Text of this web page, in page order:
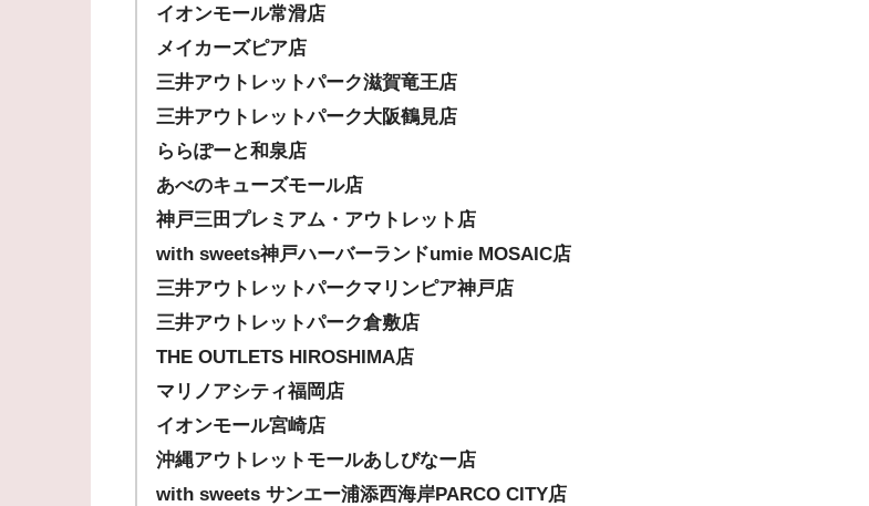
イオンモール常滑店
メイカーズピア店
三井アウトレットパーク滋賀竜王店
三井アウトレットパーク大阪鶴見店
ららぽーと和泉店
あべのキューズモール店
神戸三田プレミアム・アウトレット店
with sweets神戸ハーバーランドumie MOSAIC店
三井アウトレットパークマリンピア神戸店
三井アウトレットパーク倉敷店
THE OUTLETS HIROSHIMA店
マリノアシティ福岡店
イオンモール宮崎店
沖縄アウトレットモールあしびなー店
with sweets サンエー浦添西海岸PARCO CITY店